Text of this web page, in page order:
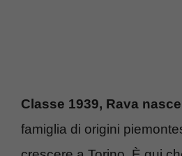
Classe 1939, Rava
famiglia di origini